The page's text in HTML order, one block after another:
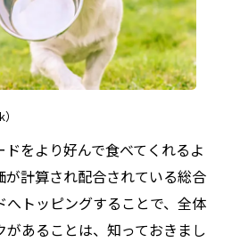
ドをより好んで食べてくれるよ
が計算され配合されている総合
へトッピングすることで、全体
あることは、知っておきまし